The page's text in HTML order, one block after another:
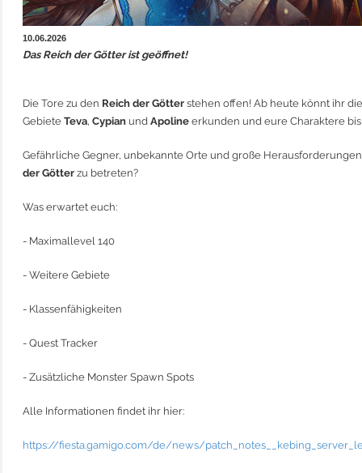
10.06.2026
Das Reich der Götter ist geöffnet!
Die Tore zu den Reich der Götter stehen offen! Ab heute könnt ihr die
Gebiete Teva, Cypian und Apoline erkunden und eure Charaktere
Gefährliche Gegner, unbekannte Orte und große
der Götter zu betreten?
Was erwartet euch:
- Maximallevel 140
- Weitere Gebiete
- Klassenfähigkeiten
- Quest Tracker
- Zusätzliche Monster Spawn Spots
Alle Informationen findet ihr hier:
https://fiesta.gamigo.com/de/news/